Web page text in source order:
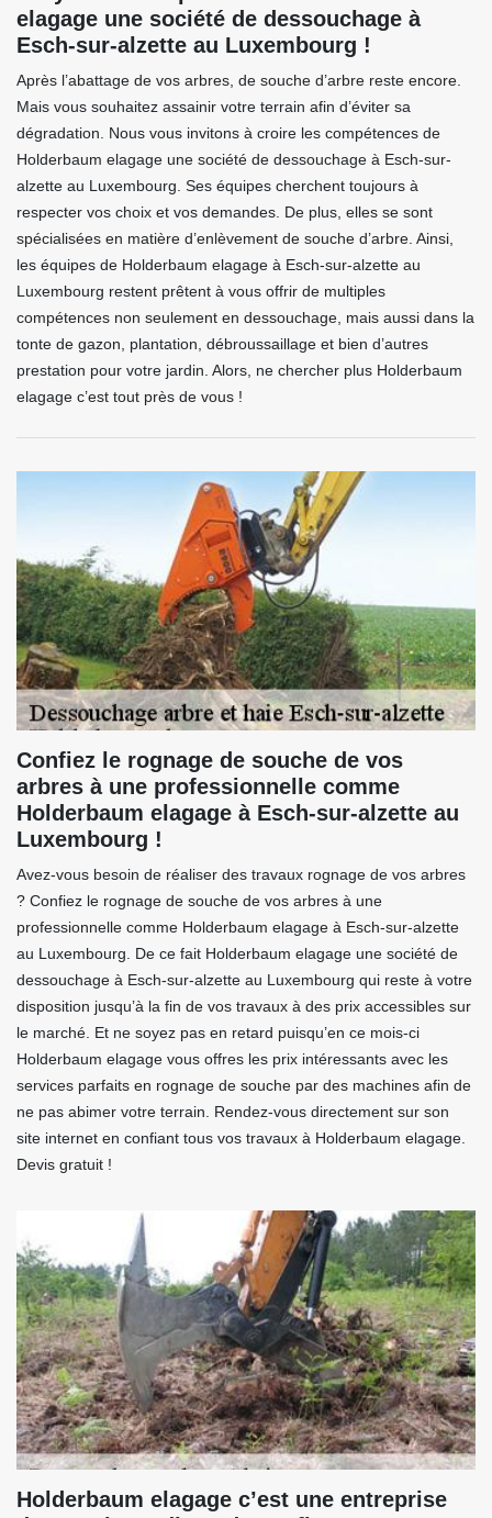
elagage une société de dessouchage à
Esch-sur-alzette au Luxembourg !
Après l’abattage de vos arbres, de souche d’arbre reste encore.
Mais vous souhaitez assainir votre terrain afin d’éviter sa
dégradation. Nous vous invitons à croire les compétences de
Holderbaum elagage une société de dessouchage à Esch-sur-
alzette au Luxembourg. Ses équipes cherchent toujours à
respecter vos choix et vos demandes. De plus, elles se sont
spécialisées en matière d’enlèvement de souche d’arbre. Ainsi,
les équipes de Holderbaum elagage à Esch-sur-alzette au
Luxembourg restent prêtent à vous offrir de multiples
compétences non seulement en dessouchage, mais aussi dans la
tonte de gazon, plantation, débroussaillage et bien d’autres
prestation pour votre jardin. Alors, ne chercher plus Holderbaum
elagage c’est tout près de vous !
Confiez le rognage de souche de vos
arbres à une professionnelle comme
Holderbaum elagage à Esch-sur-alzette au
Luxembourg !
Avez-vous besoin de réaliser des travaux rognage de vos arbres
? Confiez le rognage de souche de vos arbres à une
professionnelle comme Holderbaum elagage à Esch-sur-alzette
au Luxembourg. De ce fait Holderbaum elagage une société de
dessouchage à Esch-sur-alzette au Luxembourg qui reste à votre
disposition jusqu’à la fin de vos travaux à des prix accessibles sur
le marché. Et ne soyez pas en retard puisqu’en ce mois-ci
Holderbaum elagage vous offres les prix intéressants avec les
services parfaits en rognage de souche par des machines afin de
ne pas abimer votre terrain. Rendez-vous directement sur son
site internet en confiant tous vos travaux à Holderbaum elagage.
Devis gratuit !
Holderbaum elagage c’est une entreprise